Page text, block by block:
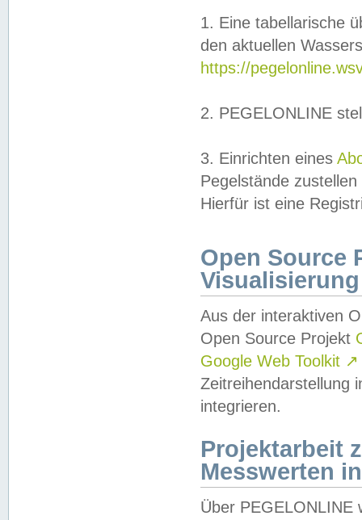
1. Eine tabellarische
den aktuellen
https://
2. PEGELONLINE
3. Einrichten eines
Pegelstände
Hierfür ist eine
Open Source
Visualisierung
Aus der interaktiven
Open Source Projekt
Google Web Toolkit ↗
Zeitreihendarstellung
integrieren.
Projektarbeit
Messwerten
Über PEGELONLINE